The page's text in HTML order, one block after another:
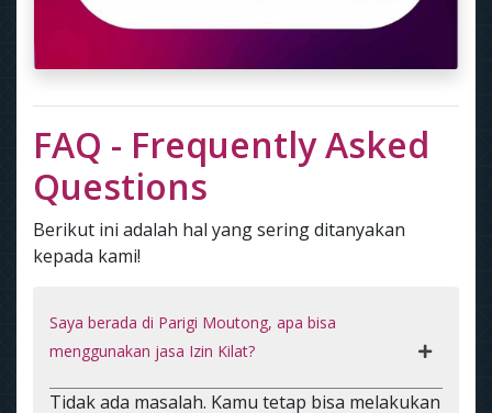
FAQ - Frequently Asked
Questions
Berikut ini adalah hal yang sering ditanyakan
kepada kami!
Saya berada di Parigi Moutong, apa bisa
menggunakan jasa Izin Kilat?
Tidak ada masalah. Kamu tetap bisa melakukan